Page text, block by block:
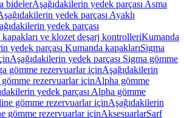
bidelerAşağıdakilerin yedek parçası Asma
yedek parçası Ayaklı
yedek parçası
ve klozet deşarj kontrolleriKumanda
yedek parçası Kumanda kapaklarıSigma
Aşağıdakilerin yedek parçası Sigma gömme
gömme rezervuarlar içinAşağıdakilerin
gömme rezervuarlar içinAlpha gömme
yedek parçası Alpha gömme
gömme rezervuarlar içinAşağıdakilerin
gömme rezervuarlar içinAksesuarlarSarf